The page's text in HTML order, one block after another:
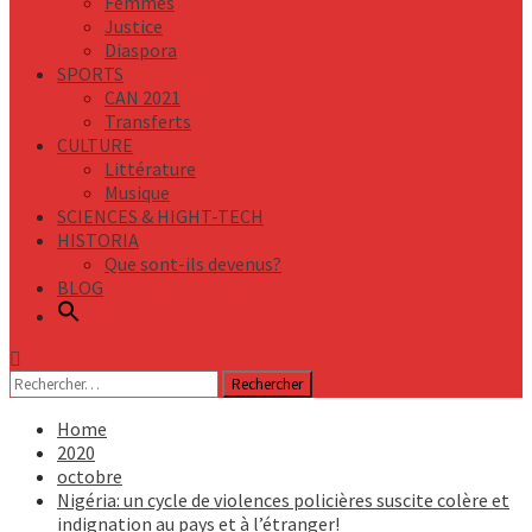
Justice
Diaspora
SPORTS
CAN 2021
Transferts
CULTURE
Littérature
Musique
SCIENCES & HIGHT-TECH
HISTORIA
Que sont-ils devenus?
BLOG
Rechercher :
Home
2020
octobre
Nigéria: un cycle de violences policières suscite colère et
indignation au pays et à l’étranger!